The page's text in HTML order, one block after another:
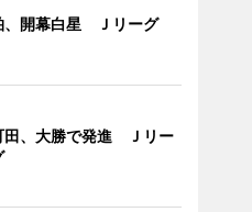
、開幕白星 Ｊリーグ
田、大勝で発進 Ｊリー